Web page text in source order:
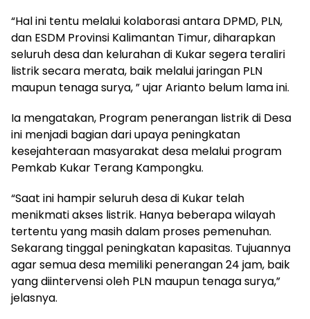
“Hal ini tentu melalui kolaborasi antara DPMD, PLN,
dan ESDM Provinsi Kalimantan Timur, diharapkan
seluruh desa dan kelurahan di Kukar segera teraliri
listrik secara merata, baik melalui jaringan PLN
maupun tenaga surya, ” ujar Arianto belum lama ini.
Ia mengatakan, Program penerangan listrik di Desa
ini menjadi bagian dari upaya peningkatan
kesejahteraan masyarakat desa melalui program
Pemkab Kukar Terang Kampongku.
“Saat ini hampir seluruh desa di Kukar telah
menikmati akses listrik. Hanya beberapa wilayah
tertentu yang masih dalam proses pemenuhan.
Sekarang tinggal peningkatan kapasitas. Tujuannya
agar semua desa memiliki penerangan 24 jam, baik
yang diintervensi oleh PLN maupun tenaga surya,”
jelasnya.